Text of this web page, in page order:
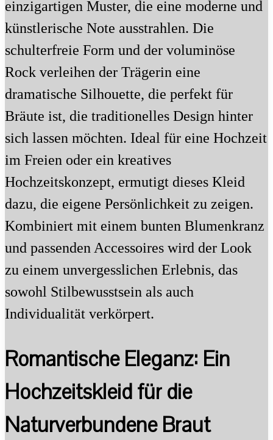
einzigartigen Muster, die eine moderne und
künstlerische Note ausstrahlen. Die
schulterfreie Form und der voluminöse
Rock verleihen der Trägerin eine
dramatische Silhouette, die perfekt für
Bräute ist, die traditionelles Design hinter
sich lassen möchten. Ideal für eine Hochzeit
im Freien oder ein kreatives
Hochzeitskonzept, ermutigt dieses Kleid
dazu, die eigene Persönlichkeit zu zeigen.
Kombiniert mit einem bunten Blumenkranz
und passenden Accessoires wird der Look
zu einem unvergesslichen Erlebnis, das
sowohl Stilbewusstsein als auch
Individualität verkörpert.
Romantische Eleganz: Ein
Hochzeitskleid für die
Naturverbundene Braut